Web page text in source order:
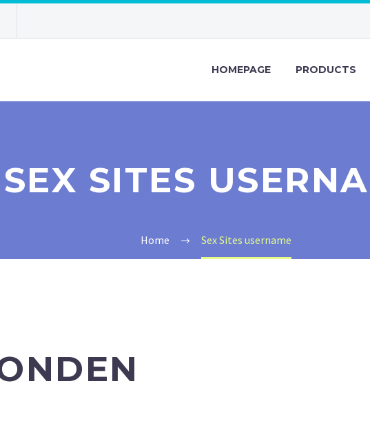
HOMEPAGE PRODUCTS
SEX SITES
Home Sex Sites username